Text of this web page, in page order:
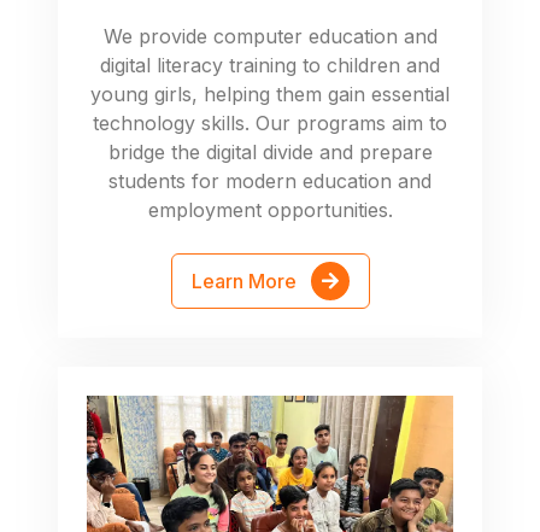
We provide computer education and
digital literacy training to children and
young girls, helping them gain essential
technology skills. Our programs aim to
bridge the digital divide and prepare
students for modern education and
employment opportunities.
Learn More